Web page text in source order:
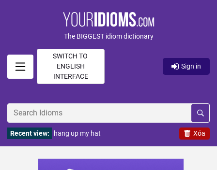
The BIGGEST idiom dictionary
SWITCH TO
ENGLISH
INTERFACE
Sign in
Xóa
Recent view: hang up my hat